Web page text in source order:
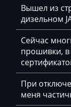
BobCat
Bomag
Brilliance
Buhler
BYD
Cadillac
Вышел из
дизельном
Сейчас
прошивки,
При
меня